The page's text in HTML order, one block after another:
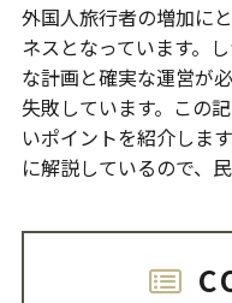
外国人旅行者の増加に
ネスとなっています。
な計画と確実な運営が
失敗しています。この
いポイントを紹介しま
に解説しているので、